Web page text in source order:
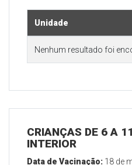
Unidade
Nenhum resultado foi
CRIANÇAS DE 6 A
INTERIOR
Data de Vacinação: 18 de